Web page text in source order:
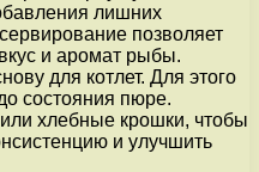
лишних
позволяет
и аромат рыбы.
для котлет. Для этого
состояния пюре.
хлебные крошки, чтобы
и улучшить